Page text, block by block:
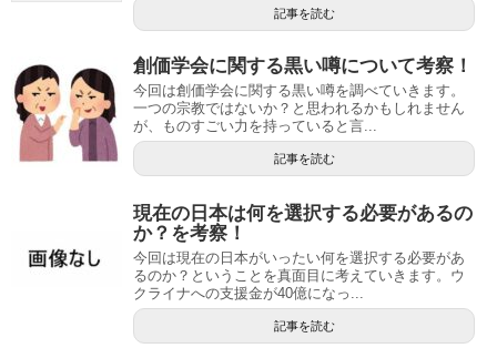
記事を読む
創価学会に関する黒い噂について考察！
今回は創価学会に関する黒い噂を調べていきます。
一つの宗教ではないか？と思われるかもしれません
が、ものすごい力を持っていると言...
記事を読む
現在の日本は何を選択する必要があるの
か？を考察！
今回は現在の日本がいったい何を選択する必要があ
るのか？ということを真面目に考えていきます。ウ
クライナへの支援金が40億になっ...
記事を読む